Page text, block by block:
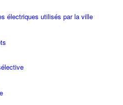
électriques utilisés par la ville